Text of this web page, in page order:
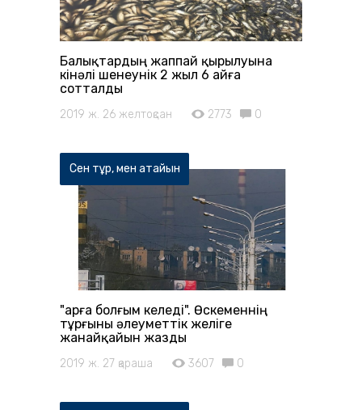
Балықтардың жаппай қырылуына
кінәлі шенеунік 2 жыл 6 айға
сотталды
2019 ж. 26 желтоқсан 2773 0
Сен тұр, мен атайын
"Қарға болғым келеді". Өскеменнің
тұрғыны әлеуметтік желіге
жанайқайын жазды
2019 ж. 27 қараша 3607 0